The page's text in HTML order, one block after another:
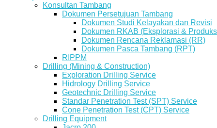
Konsultan Tambang
Dokumen Persetujuan Tambang
Dokumen Studi Kelayakan dan Revisi
Dokumen RKAB (Eksplorasi &
Dokumen Rencana Reklamasi (RR)
Dokumen Pasca Tambang (RPT)
RIPPM
Drilling (Mining & Construction)
Exploration Drilling Service
Hidrology Drilling Service
Geotechnic Drilling Service
Standar Penetration Test (SPT) Service
Cone Penetration Test (CPT) Service
Drilling Equipment